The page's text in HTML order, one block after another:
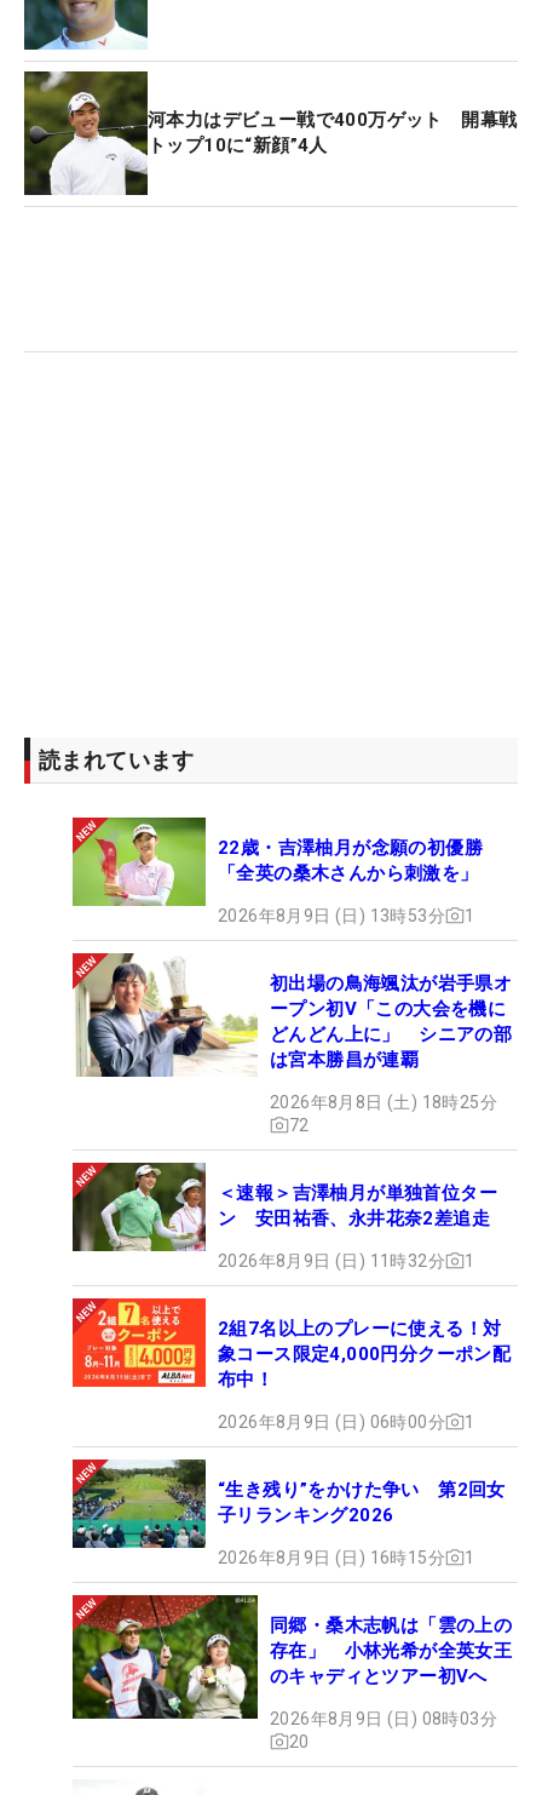
キー・杉原大河らと並ぶイーブンパー・49位タイ。
先週のレギュラツアー開幕戦で単独7位に入ったル
ーキー・河本力は3オーバー・104位タイと大きく出
遅れた。
河本力はデビュー戦で400万ゲット 開幕戦
トップ10に“新顔”4人
読まれています
22歳・吉澤柚月が念願の初優勝
「全英の桑木さんから刺激を」
2026年8月9日 (日) 13時53分 1
初出場の鳥海颯汰が岩手県オ
ープン初V「この大会を機に
どんどん上に」 シニアの部
は宮本勝昌が連覇
2026年8月8日 (土) 18時25分
72
＜速報＞吉澤柚月が単独首位ター
ン 安田祐香、永井花奈2差追走
2026年8月9日 (日) 11時32分 1
2組7名以上のプレーに使える！対
象コース限定4,000円分クーポン配
布中！
2026年8月9日 (日) 06時00分 1
“生き残り”をかけた争い 第2回女
子リランキング2026
2026年8月9日 (日) 16時15分 1
同郷・桑木志帆は「雲の上の
存在」 小林光希が全英女王
のキャディとツアー初Vへ
2026年8月9日 (日) 08時03分
20